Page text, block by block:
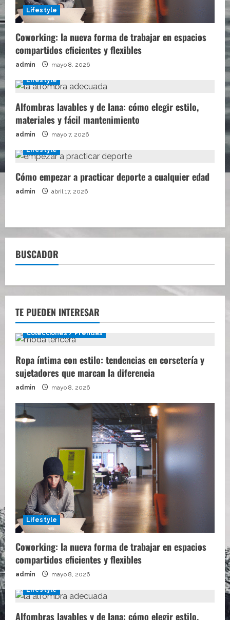
Lifestyle
Coworking: la nueva forma de trabajar en espacios
compartidos eficientes y flexibles
admin mayo 8, 2026
Lifestyle
Alfombras lavables y de lana: cómo elegir estilo,
materiales y fácil mantenimiento
admin mayo 7, 2026
Lifestyle
Cómo empezar a practicar deporte a cualquier edad
admin abril 17, 2026
BUSCADOR
TE PUEDEN INTERESAR
Colecciones / Prendas
Ropa íntima con estilo: tendencias en corsetería y
sujetadores que marcan la diferencia
admin mayo 8, 2026
Lifestyle
Coworking: la nueva forma de trabajar en espacios
compartidos eficientes y flexibles
admin mayo 8, 2026
Lifestyle
Alfombras lavables y de lana: cómo elegir estilo,